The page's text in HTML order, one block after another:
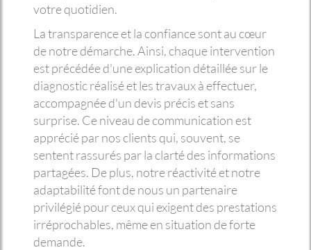
votre quotidien.
La transparence et la confiance sont au cœur
de notre démarche. Ainsi, chaque intervention
est précédée d'une explication détaillée sur le
diagnostic réalisé et les travaux à effectuer,
accompagnée d'un devis précis et sans
surprise. Ce niveau de communication est
apprécié par nos clients qui, souvent, se
sentent rassurés par la clarté des informations
partagées. De plus, notre réactivité et notre
adaptabilité font de nous un partenaire
privilégié pour ceux qui exigent des prestations
irréprochables, même en situation de forte
demande.